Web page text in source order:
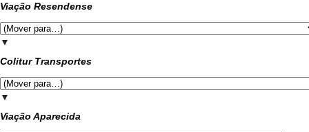
Viação Resendense
▼
Colitur Transportes
▼
Viação Aparecida